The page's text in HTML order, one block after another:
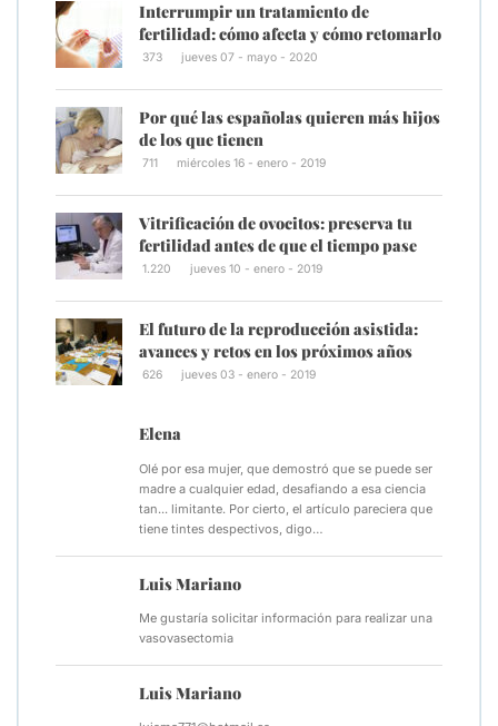
Interrumpir un tratamiento de
fertilidad: cómo afecta y cómo retomarlo
373 jueves 07 - mayo - 2020
Por qué las españolas quieren más hijos
de los que tienen
711 miércoles 16 - enero - 2019
Vitrificación de ovocitos: preserva tu
fertilidad antes de que el tiempo pase
1.220 jueves 10 - enero - 2019
El futuro de la reproducción asistida:
avances y retos en los próximos años
626 jueves 03 - enero - 2019
Elena
Olé por esa mujer, que demostró que se puede ser
madre a cualquier edad, desafiando a esa ciencia
tan... limitante. Por cierto, el artículo pareciera que
tiene tintes despectivos, digo…
Luis Mariano
Me gustaría solicitar información para realizar una
vasovasectomia
Luis Mariano